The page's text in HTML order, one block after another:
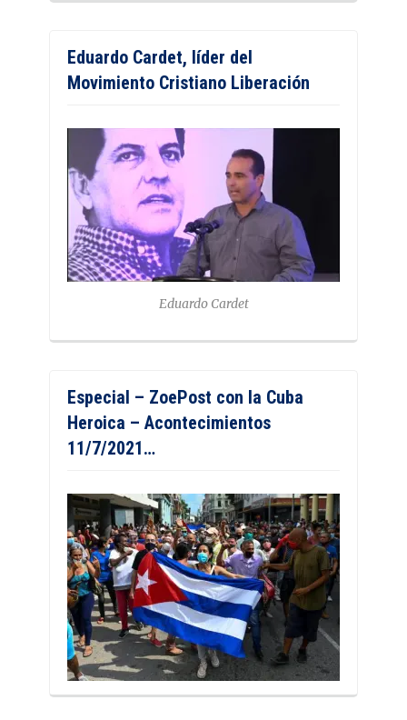
Eduardo Cardet, líder del
Movimiento Cristiano Liberación
Eduardo Cardet
Especial – ZoePost con la Cuba
Heroica – Acontecimientos
11/7/2021…